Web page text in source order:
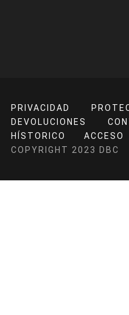
PRIVACIDAD
DEVOLUCIONES
HÍSTORICO
ACCESO
COPYRIGHT 2023 DBC